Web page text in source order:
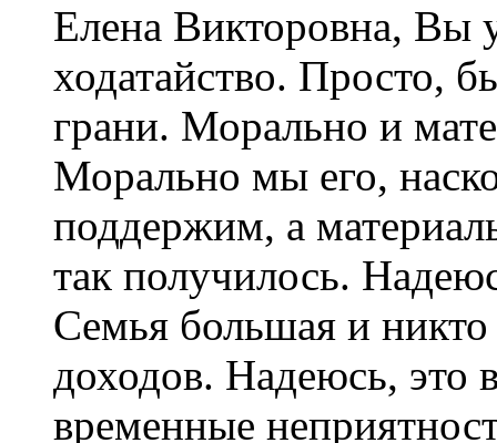
Елена Викторовна, Вы
ходатайство. Просто,
грани. Морально и
Морально мы его,
поддержим, а
так получилось.
Семья большая и никто
доходов. Надеюсь, это
временные